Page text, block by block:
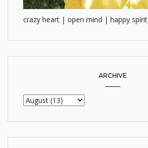
crazy heart | open mind | happy spirit
ARCHIVE